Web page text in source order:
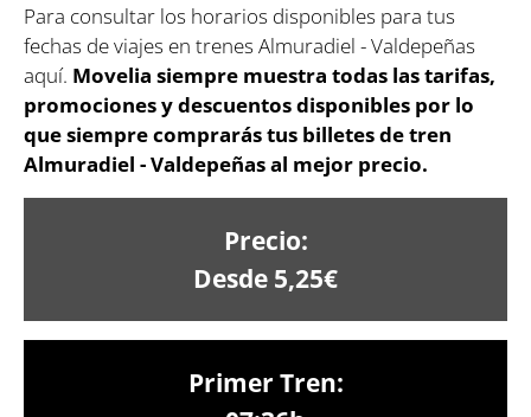
Para consultar los horarios disponibles para tus
fechas de viajes en trenes Almuradiel - Valdepeñas
aquí. Movelia siempre muestra todas las tarifas,
promociones y descuentos disponibles por lo
que siempre comprarás tus billetes de tren
Almuradiel - Valdepeñas al mejor precio.
Precio:
Desde 5,25€
Primer Tren: